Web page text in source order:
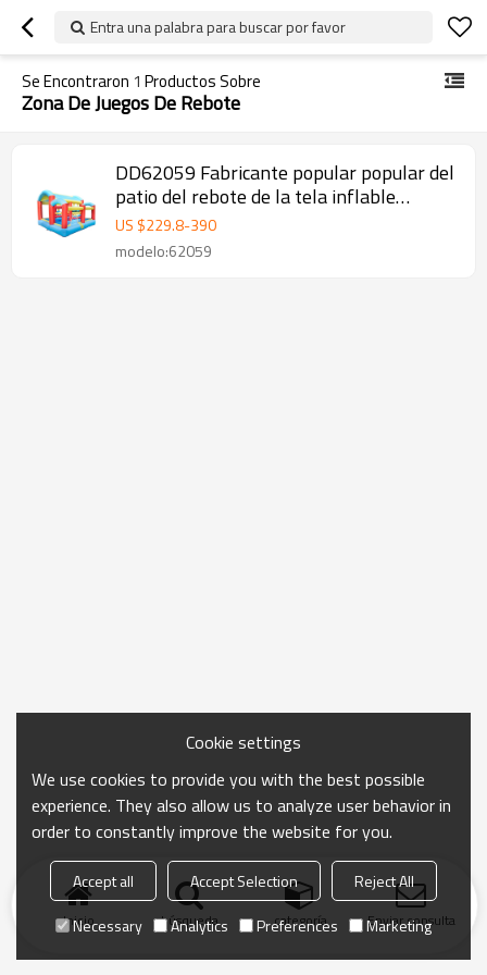
Entra una palabra para buscar por favor
Se Encontraron 1 Productos Sobre
Zona De Juegos De Rebote
DD62059 Fabricante popular popular del
patio del rebote de la tela inflable
prefabricada en China
US $229.8-390
modelo:62059
Inicio búsqueda categoría Enviar consulta
Cookie settings
We use cookies to provide you with the best possible
experience. They also allow us to analyze user behavior in
order to constantly improve the website for you.
Accept all Accept Selection
Reject All
Necessary
Analytics Preferences Marketing